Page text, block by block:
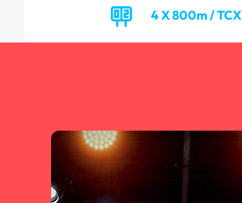
4 X 800m / TCX